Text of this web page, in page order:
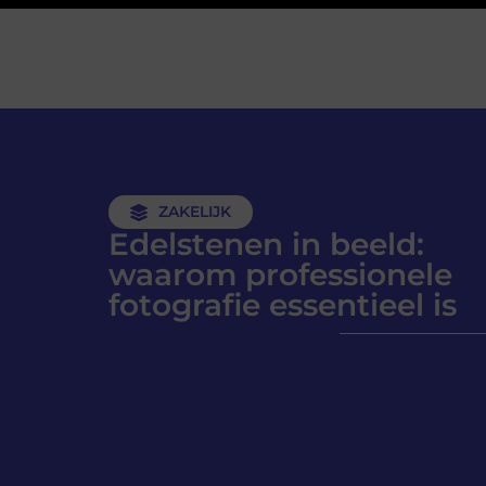
ZAKELIJK
Edelstenen in beeld:
waarom professionele
fotografie essentieel is